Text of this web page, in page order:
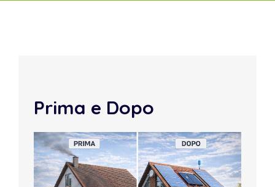
Prima e Dopo